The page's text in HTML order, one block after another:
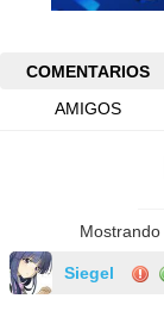
COMENTARIOS
AMIGOS
Siegel